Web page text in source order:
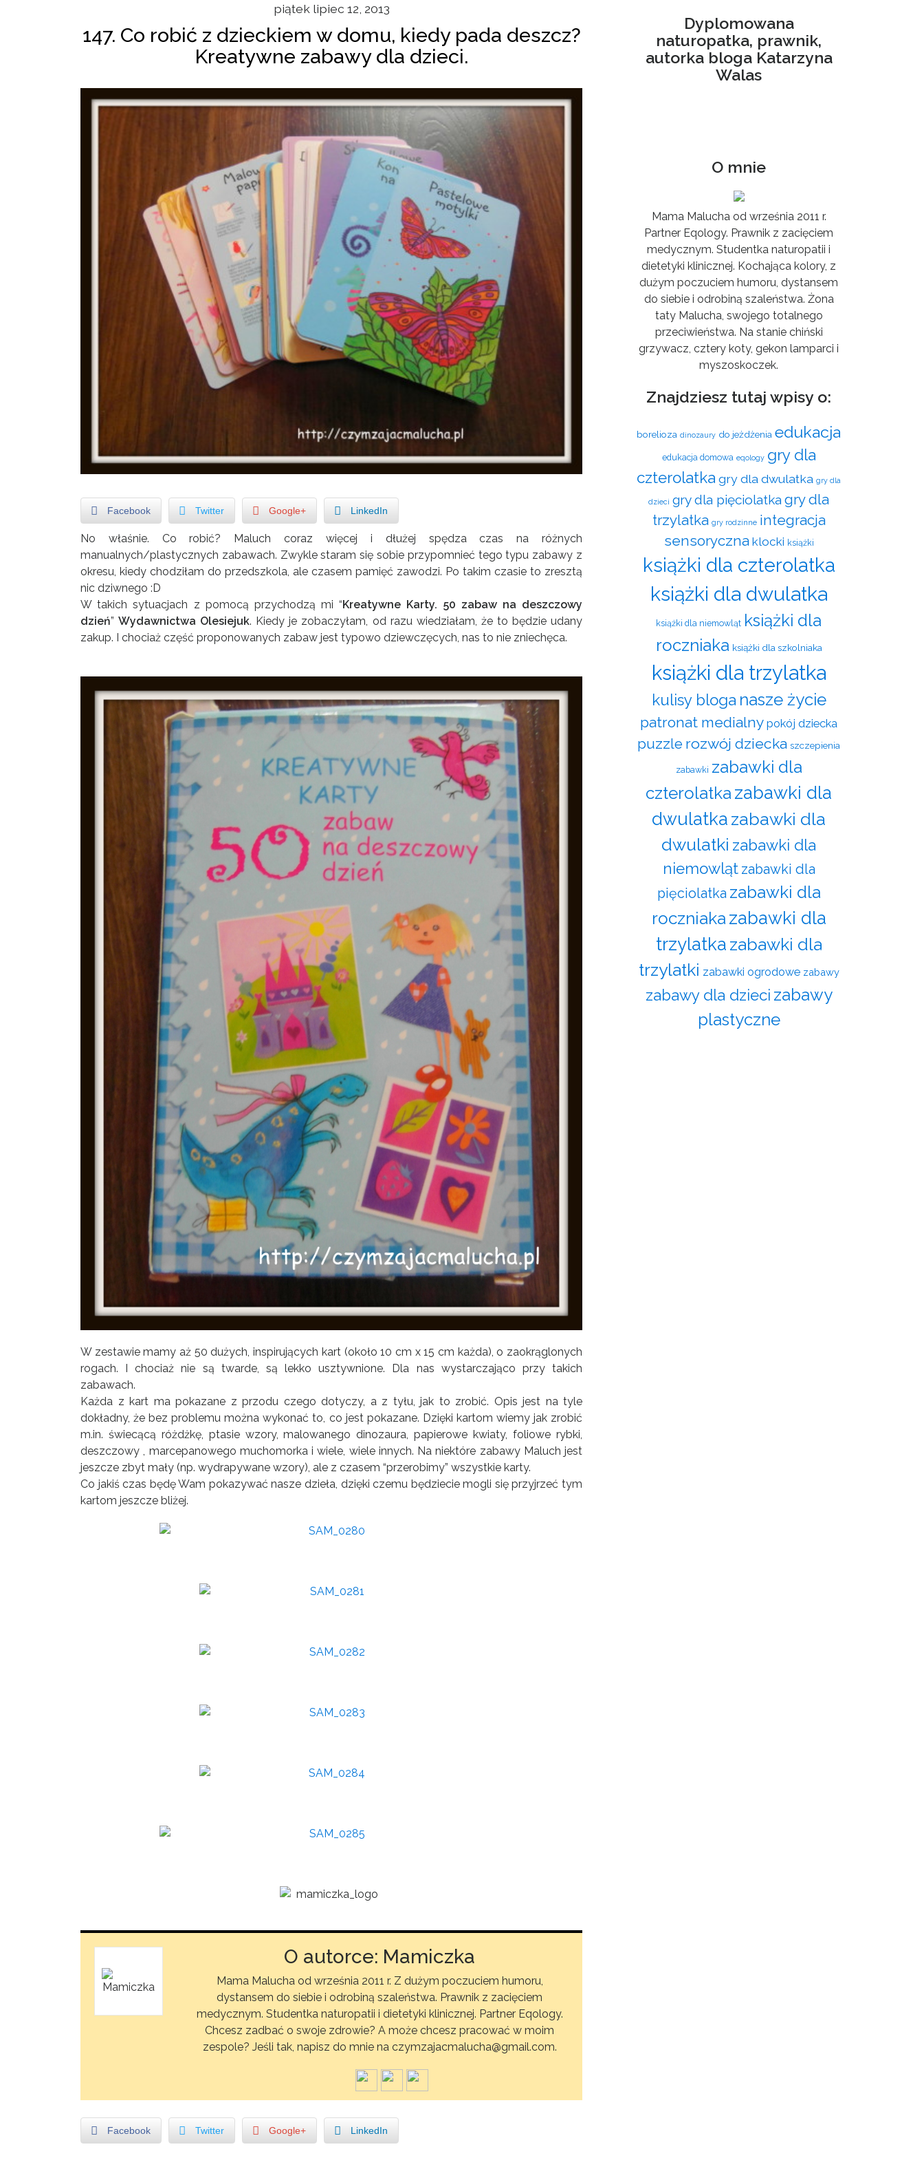
piątek lipiec 12, 2013
147. Co robić z dzieckiem w domu, kiedy pada deszcz?
Kreatywne zabawy dla dzieci.
Facebook Twitter Google+ LinkedIn
No właśnie. Co robić? Maluch coraz więcej i dłużej spędza czas na różnych
manualnych/plastycznych zabawach. Zwykle staram się sobie przypomnieć tego typu zabawy z
okresu, kiedy chodziłam do przedszkola, ale czasem pamięć zawodzi. Po takim czasie to zresztą
nic dziwnego :D
W takich sytuacjach z pomocą przychodzą mi “Kreatywne Karty. 50 zabaw na deszczowy
dzień”Wydawnictwa Olesiejuk. Kiedy je zobaczyłam, od razu wiedziałam, że to będzie udany
zakup. I chociaż część proponowanych zabaw jest typowo dziewczęcych, nas to nie zniechęca.
W zestawie mamy aż 50 dużych, inspirujących kart (około 10 cm x 15 cm każda), o zaokrąglonych
rogach. I chociaż nie są twarde, są lekko usztywnione. Dla nas wystarczająco przy takich
zabawach.
Każda z kart ma pokazane z przodu czego dotyczy, a z tyłu, jak to zrobić. Opis jest na tyle
dokładny, że bez problemu można wykonać to, co jest pokazane. Dzięki kartom wiemy jak zrobić
m.in. świecącą różdżkę, ptasie wzory, malowanego dinozaura, papierowe kwiaty, foliowe rybki,
deszczowy , marcepanowego muchomorka i wiele, wiele innych. Na niektóre zabawy Maluch jest
jeszcze zbyt mały (np. wydrapywane wzory), ale z czasem “przerobimy” wszystkie karty.
Co jakiś czas będę Wam pokazywać nasze dzieła, dzięki czemu będziecie mogli się przyjrzeć tym
kartom jeszcze bliżej.
O autorce: Mamiczka
Mama Malucha od września 2011 r. Z dużym poczuciem humoru,
dystansem do siebie i odrobiną szaleństwa. Prawnik z zacięciem
medycznym. Studentka naturopatii i dietetyki klinicznej. Partner Eqology.
Chcesz zadbać o swoje zdrowie? A może chcesz pracować w moim
zespole? Jeśli tak, napisz do mnie na czymzajacmalucha@gmail.com.
Facebook Twitter Google+ LinkedIn
Dyplomowana
naturopatka, prawnik,
autorka bloga Katarzyna
Walas
O mnie
Mama Malucha od września 2011 r.
Partner Eqology. Prawnik z zacięciem
medycznym. Studentka naturopatii i
dietetyki klinicznej. Kochająca kolory, z
dużym poczuciem humoru, dystansem
do siebie i odrobiną szaleństwa. Żona
taty Malucha, swojego totalnego
przeciwieństwa. Na stanie chiński
grzywacz, cztery koty, gekon lamparci i
myszoskoczek.
Znajdziesz tutaj wpisy o:
borelioza dinozaury do jeżdżenia edukacja
edukacja domowa eqology gry dla
czterolatka gry dla dwulatka gry dla
dzieci gry dla pięciolatka gry dla
trzylatka gry rodzinne integracja
sensoryczna klocki książki
książki dla czterolatka
książki dla dwulatka
książki dla niemowląt książki dla
roczniaka książki dla szkolniaka
książki dla trzylatka
kulisy bloga nasze życie
patronat medialny pokój dziecka
puzzle rozwój dziecka szczepienia
zabawki zabawki dla
czterolatka zabawki dla
dwulatka zabawki dla
dwulatki zabawki dla
niemowląt zabawki dla
pięciolatka zabawki dla
roczniaka zabawki dla
trzylatka zabawki dla
trzylatki zabawki ogrodowe zabawy
zabawy dla dzieci zabawy
plastyczne